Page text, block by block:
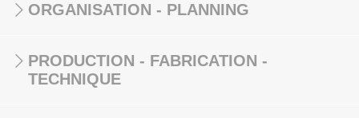
ORGANISATION - PLANNING
PRODUCTION - FABRICATION -
TECHNIQUE